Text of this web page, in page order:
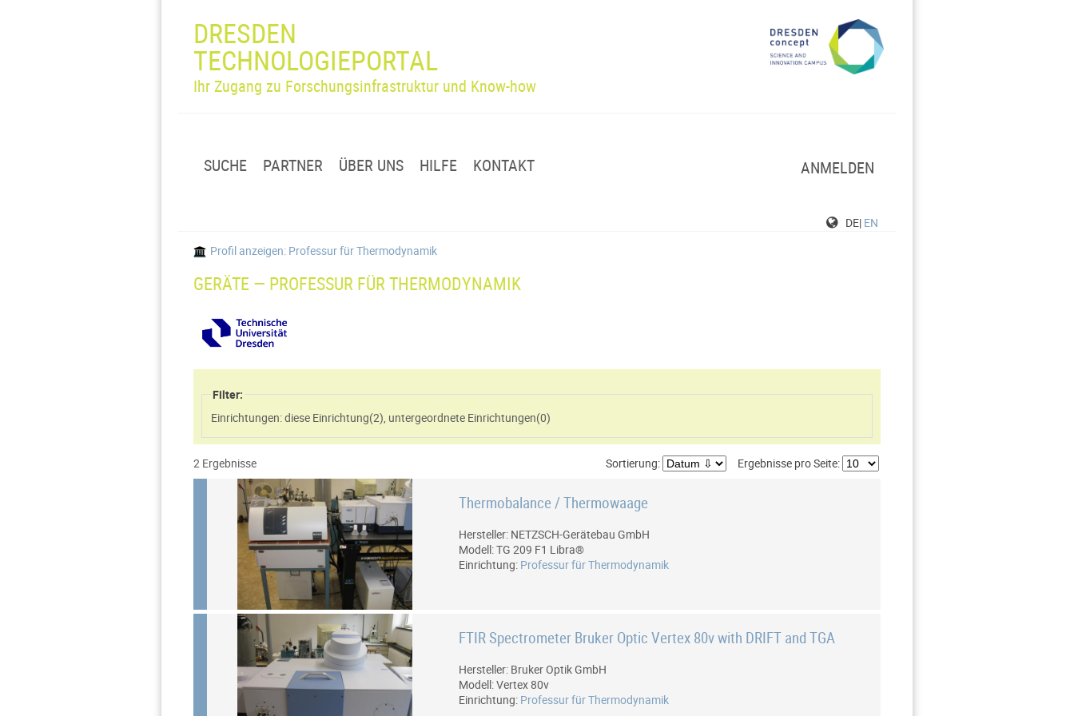
DRESDEN
TECHNOLOGIEPORTAL
Ihr Zugang zu Forschungsinfrastruktur und Know-how
SUCHE PARTNER ÜBER UNS HILFE KONTAKT ANMELDEN
DE| EN
Profil anzeigen: Professur für Thermodynamik
GERÄTE — PROFESSUR FÜR THERMODYNAMIK
Filter:
Einrichtungen: diese Einrichtung(2), untergeordnete Einrichtungen(0)
Ergebnisse pro Seite:
Sortierung:
2 Ergebnisse
Thermobalance / Thermowaage
Hersteller: NETZSCH-Gerätebau GmbH
Modell: TG 209 F1 Libra®
Einrichtung: Professur für Thermodynamik
FTIR Spectrometer Bruker Optic Vertex 80v with DRIFT and TGA
Hersteller: Bruker Optik GmbH
Modell: Vertex 80v
Einrichtung: Professur für Thermodynamik